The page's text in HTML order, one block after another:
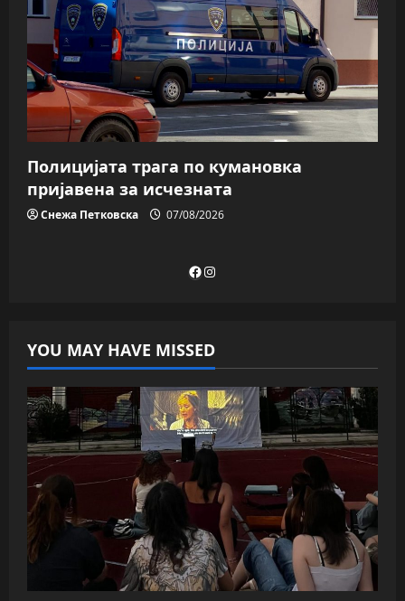
Полицијата трага пo кумановка
пријавена за исчезната
Снежа Петковска 07/08/2026
Facebook
Instagram
YOU MAY HAVE MISSED